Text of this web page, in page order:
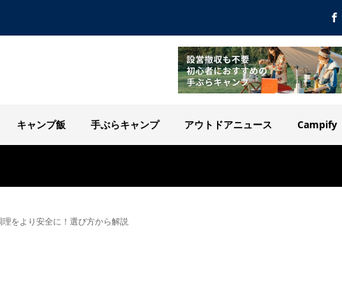
キャンプ飯 手ぶらキャンプ アウトドアニュース Campify
をより安全に！選び方から解説